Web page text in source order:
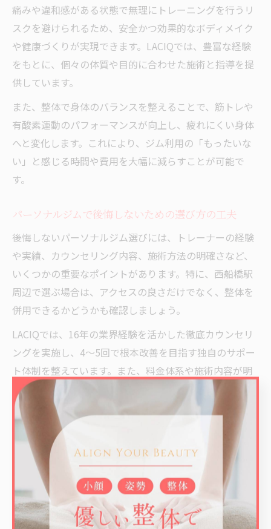
痛みや違和感がある状態で無理にトレーニングを行うリ
スクを避けられるため、安全かつ効果的なボディメイク
や健康づくりが実現できます。LACIQでは、豊富な経験
をもとに、個々の体質や目的に合わせた施術と指導を提
供しています。
また、整体で身体のバランスを整えることで、筋トレや
有酸素運動のパフォーマンスが向上し、疲れにくい身体
へと変化します。これにより、ジム利用の「もったいな
い」と感じる時間や費用を大幅に減らすことが可能で
す。
パーソナルジムで後悔しないための選び方の工夫
後悔しないパーソナルジム選びには、トレーナーの経験
や実績、カウンセリング内容、施術方法の明確さなど、
いくつかの重要なポイントがあります。特に、西船橋駅
周辺で選ぶ場合は、アクセスの良さだけでなく、整体を
併用できるかどうかも確認しましょう。
LACIQでは、16年の業界経験を活かした徹底カウンセリ
ングを実施し、4～5回で根本改善を目指す独自のサポー
ト体制を整えています。また、料金体系や施術内容が明
確で、女性や初心者にも安心して利用できる環境づくり
に力を入れています。
選ぶ際には、口コミや体験談を参考にしつつ、自分の目
的や体調に合わせたサポートが受けられるかを重視しま
しょう。コスパ重視で失敗しないためには、「整体×パ
ーソナルトレーニング」という新しい選択肢をぜひ検討
してみてください。